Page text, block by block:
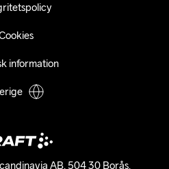
AB, 504 30 Borås.
information